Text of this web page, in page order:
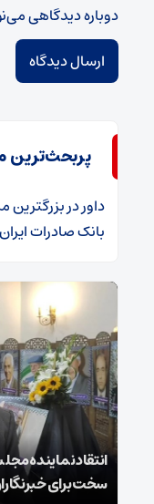
دوباره دیدگاهی
پربحث‌ترین
داوردر​بزرگترین
بانک صادرات
انتقاد نماینده
سخت برای